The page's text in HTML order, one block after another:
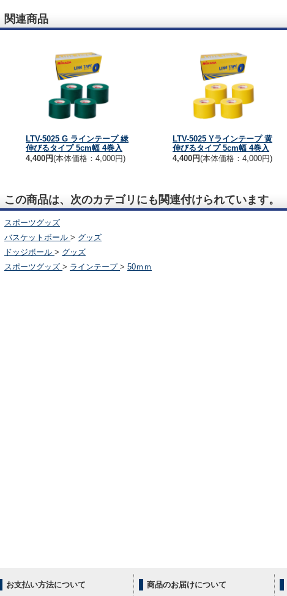
関連商品
LTV-5025 G ラインテープ 緑
伸びるタイプ 5cm幅 4巻入
4,400円(本体価格：4,000円)
LTV-5025 Yラインテープ 黄
伸びるタイプ 5cm幅 4巻入
4,400円(本体価格：4,000円)
この商品は、次のカテゴリにも関連付けられています。
スポーツグッズ
バスケットボール > グッズ
ドッジボール > グッズ
スポーツグッズ > ラインテープ > 50ｍｍ
お支払い方法について 商品のお届けについて